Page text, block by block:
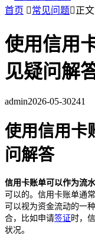
首页 常见问题正文
使用信用
见疑问解
admin2026-05-30241
使用信用卡
问解答
信用卡账单可以作为流水
可以的。信用卡账单通
可以视为资金流动的一
合，比如申请签证 时，
状况。